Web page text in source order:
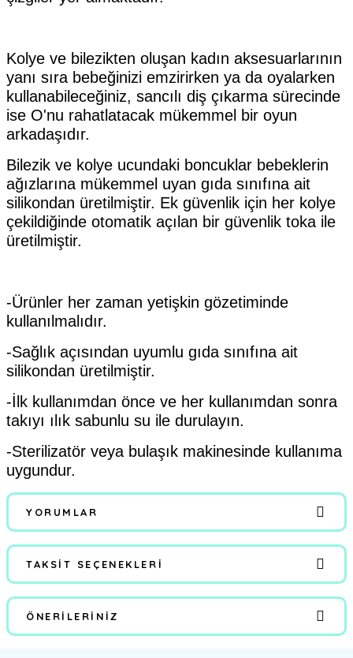
Kolye ve bilezikten oluşan kadın aksesuarlarının
yanı sıra bebeğinizi emzirirken ya da oyalarken
kullanabileceğiniz, sancılı diş çıkarma sürecinde
ise O'nu rahatlatacak mükemmel bir oyun
arkadaşıdır.
Bilezik ve kolye ucundaki boncuklar bebeklerin
ağızlarına mükemmel uyan gıda sınıfına ait
silikondan üretilmiştir. Ek güvenlik için her kolye
çekildiğinde otomatik açılan bir güvenlik toka ile
üretilmiştir.
-Ürünler her zaman yetişkin gözetiminde
kullanılmalıdır.
-Sağlık açısından uyumlu gıda sınıfına ait
silikondan üretilmiştir.
-İlk kullanımdan önce ve her kullanımdan sonra
takıyı ılık sabunlu su ile durulayın.
-Sterilizatör veya bulaşık makinesinde kullanıma
uygundur.
YORUMLAR
Bu ürüne ilk yorumu siz yapın!
Yorum Yaz
TAKSIT SEÇENEKLERI
ÖNERILERINIZ